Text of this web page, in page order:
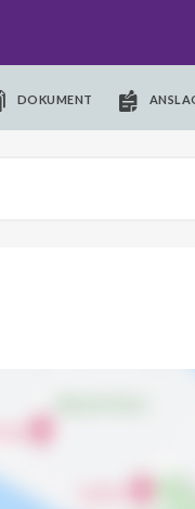
DOKUMENT